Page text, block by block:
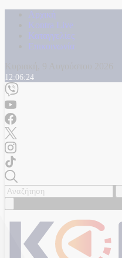
Αρχική
Kontra Live
Καταγγελίες
Επικοινωνία
12:06:27